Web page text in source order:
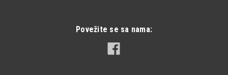
Povežite se sa nama: